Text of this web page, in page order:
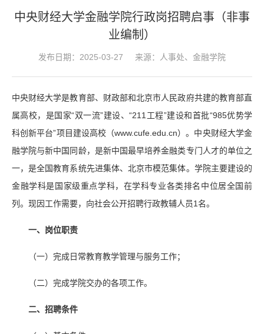
中央财经大学金融学院行政岗招聘启事（非事
业编制）
发布日期：2025-03-27 来源：人事处、金融学院
中央财经大学是教育部、财政部和北京市人民政府共建的教育部直
属高校，是国家“双一流”建设、“211工程”建设和首批“985优势学
科创新平台”项目建设高校（www.cufe.edu.cn）。中央财经大学金
融学院与新中国同龄，是新中国最早培养金融类专门人才的单位之
一，是全国教育系统先进集体、北京市模范集体。学院主要建设的
金融学科是国家级重点学科，在学科专业各类排名中位居全国前
列。现因工作需要，向社会公开招聘行政教辅人员1名。
一、岗位职责
（一）完成日常教育教学管理与服务工作；
（二）完成学院交办的各项工作。
二、招聘条件